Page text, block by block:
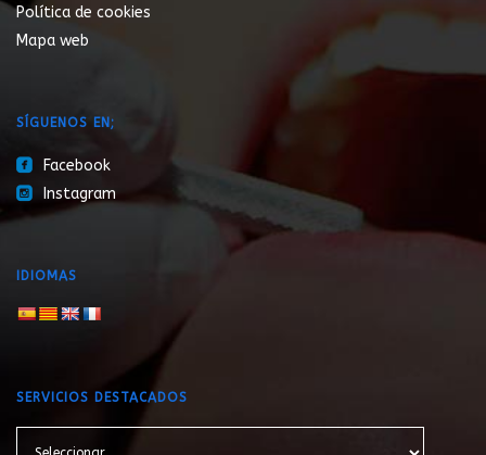
Política de cookies
Mapa web
SÍGUENOS EN;
roundedfacebook Facebook
roundedinstagram Instagram
IDIOMAS
SERVICIOS DESTACADOS